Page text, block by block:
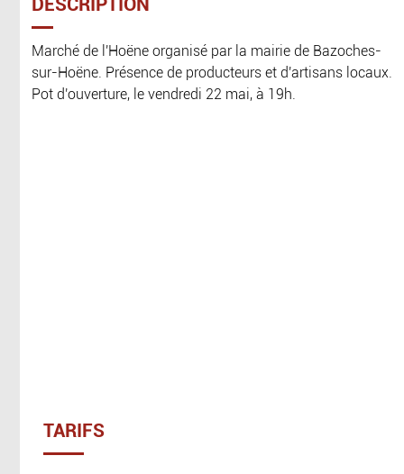
DESCRIPTION
Marché de l'Hoëne organisé par la mairie de Bazoches-
sur-Hoëne. Présence de producteurs et d'artisans locaux.
Pot d'ouverture, le vendredi 22 mai, à 19h.
TARIFS